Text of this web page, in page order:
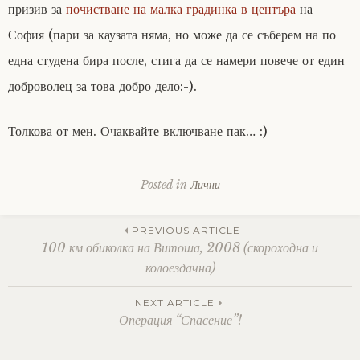
призив за почистване на малка градинка в центъра на
София (пари за каузата няма, но може да се съберем на по
една студена бира после, стига да се намери повече от един
доброволец за това добро дело:-).
Толкова от мен. Очаквайте включване пак… :)
Posted inЛични
Post
navigation
PREVIOUS ARTICLE
100 км обиколка на Витоша, 2008 (скороходна и
колоездачна)
NEXT ARTICLE
Операция “Спасение”!